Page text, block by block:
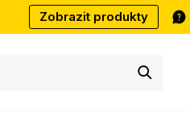
Zobrazit produkty